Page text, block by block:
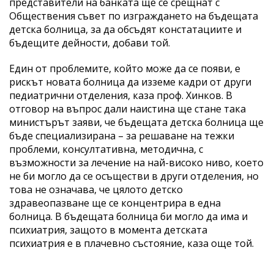
Обществения съвет по изграждането на бъдещата
детска болница, за да обсъдят констатациите и
бъдещите дейности, добави той.
Един от проблемите, който може да се появи, е
рискът новата болница да изземе кадри от други
педиатрични отделения, каза проф. Хинков. В
отговор на въпрос дали наистина ще стане така
министърът заяви, че бъдещата детска болница ще
бъде специализирана – за решаване на тежки
проблеми, консултативна, методична, с
възможности за лечение на най-високо ниво, което
не би могло да се осъществи в други отделения, но
това не означава, че цялото детско
здравеопазване ще се концентрира в една
болница. В бъдещата болница би могло да има и
психиатрия, защото в момента детската
психиатрия е в плачевно състояние, каза още той.